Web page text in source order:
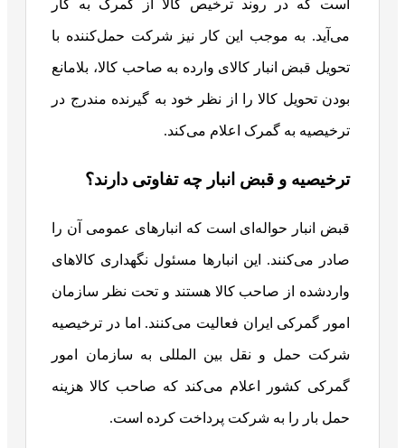
است که در روند ترخیص کالا از گمرک به کار
می‌آید. به موجب این کار نیز شرکت حمل‌کننده با
تحویل قبض انبار کالای وارده به صاحب کالا، بلامانع
بودن تحویل کالا را از نظر خود به گیرنده مندرج در
ترخیصیه به گمرک اعلام می‌کند.
ترخیصیه و قبض انبار چه تفاوتی دارند؟
قبض انبار حواله‌ای است که انبارهای عمومی آن را
صادر می‌کنند. این انبارها مسئول نگهداری کالاهای
واردشده از صاحب کالا هستند و تحت نظر سازمان
امور گمرکی ایران فعالیت می‌کنند. اما در ترخیصیه
شرکت حمل و نقل بین المللی به سازمان امور
گمرکی کشور اعلام می‌کند که صاحب کالا هزینه
حمل بار را به شرکت پرداخت کرده است.